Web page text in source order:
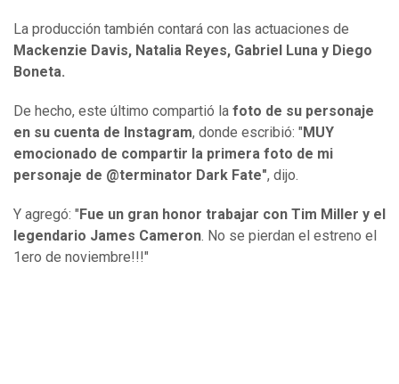
La producción también contará con las actuaciones de
Mackenzie Davis, Natalia Reyes, Gabriel Luna y Diego
Boneta.
De hecho, este último compartió la foto de su personaje
en su cuenta de Instagram, donde escribió: " MUY
emocionado de compartir la primera foto de mi
personaje de @terminator Dark Fate", dijo.
Y agregó: " Fue un gran honor trabajar con Tim Miller y el
legendario James Cameron. No se pierdan el estreno el
1ero de noviembre!!!"